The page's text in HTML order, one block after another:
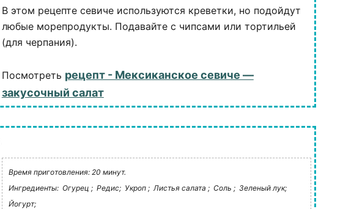
В этом рецепте севиче используются креветки, но подойдут
любые морепродукты. Подавайте с чипсами или тортильей
(для черпания).
Посмотреть рецепт - Мексиканское севиче —
закусочный салат
Время приготовления: 20 минут.
Ингредиенты: Огурец ; Редис; Укроп ; Листья салата ; Соль ; Зеленый лук;
Йогурт;